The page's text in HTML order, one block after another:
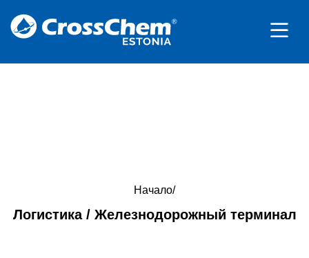
Начало/
Логистика / Железнодорожный терминал